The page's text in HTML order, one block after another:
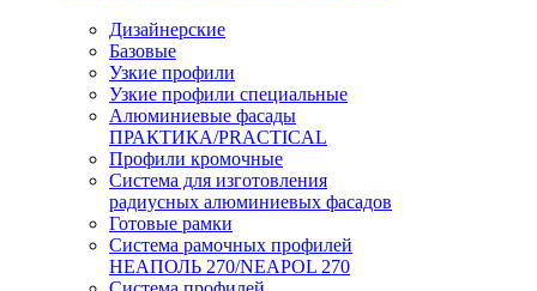
Дизайнерские
Базовые
Узкие профили
Узкие профили специальные
Алюминиевые фасады
ПРАКТИКА/PRACTICAL
Профили кромочные
Система для изготовления
радиусных алюминиевых фасадов
Готовые рамки
Система рамочных профилей
НЕАПОЛЬ 270/NEAPOL 270